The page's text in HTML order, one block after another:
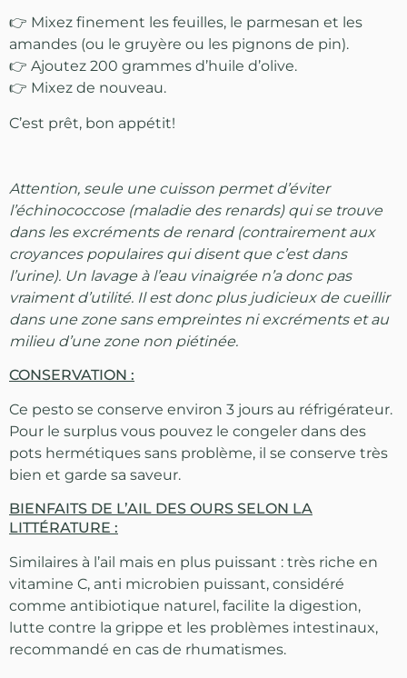
👉 Mixez finement les feuilles, le parmesan et les
amandes (ou le gruyère ou les pignons de pin).
👉 Ajoutez 200 grammes d’huile d’olive.
👉 Mixez de nouveau.
C’est prêt, bon appétit!
Attention, seule une cuisson permet d’éviter
l’échinococcose (maladie des renards) qui se trouve
dans les excréments de renard (contrairement aux
croyances populaires qui disent que c’est dans
l’urine). Un lavage à l’eau vinaigrée n’a donc pas
vraiment d’utilité. Il est donc plus judicieux de cueillir
dans une zone sans empreintes ni excréments et au
milieu d’une zone non piétinée.
CONSERVATION :
Ce pesto se conserve environ 3 jours au réfrigérateur.
Pour le surplus vous pouvez le congeler dans des
pots hermétiques sans problème, il se conserve très
bien et garde sa saveur.
BIENFAITS DE L’AIL DES OURS SELON LA
LITTÉRATURE :
Similaires à l’ail mais en plus puissant : très riche en
vitamine C, anti microbien puissant, considéré
comme antibiotique naturel, facilite la digestion,
lutte contre la grippe et les problèmes intestinaux,
recommandé en cas de rhumatismes.